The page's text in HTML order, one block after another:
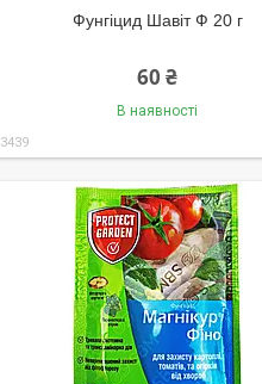
Фунгіцид Шавіт Ф 20 г
60 ₴
В наявності
3439